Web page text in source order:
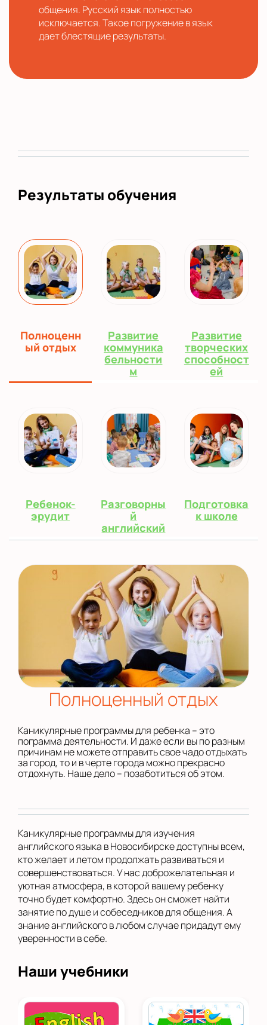
общения. Русский язык полностью
исключается. Такое погружение в язык
дает блестящие результаты.
Результаты обучения
Полноценн
ый отдых
Развитие
коммуника
бельности
м
Развитие
творческих
способност
ей
Ребенок-
эрудит
Разговорны
й
английский
Подготовка
к школе
Полноценный отдых
Каникулярные программы для ребенка – это
пограмма деятельности. И даже если вы по разным
причинам не можете отправить свое чадо отдыхать
за город, то и в черте города можно прекрасно
отдохнуть. Наше дело – позаботиться об этом.
Каникулярные программы для изучения
английского языка в Новосибирске доступны всем,
кто желает и летом продолжать развиваться и
совершенствоваться. У нас доброжелательная и
уютная атмосфера, в которой вашему ребенку
точно будет комфортно. Здесь он сможет найти
занятие по душе и собеседников для общения. А
знание английского в любом случае придадут ему
уверенности в себе.
Наши учебники